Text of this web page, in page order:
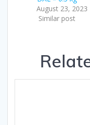
August 23, 2023
Similar post